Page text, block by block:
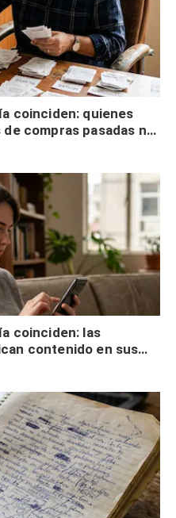
coinciden: quienes
compras pasadas no
tienen necesidad de
coinciden: las
contenido en sus
buscar validación